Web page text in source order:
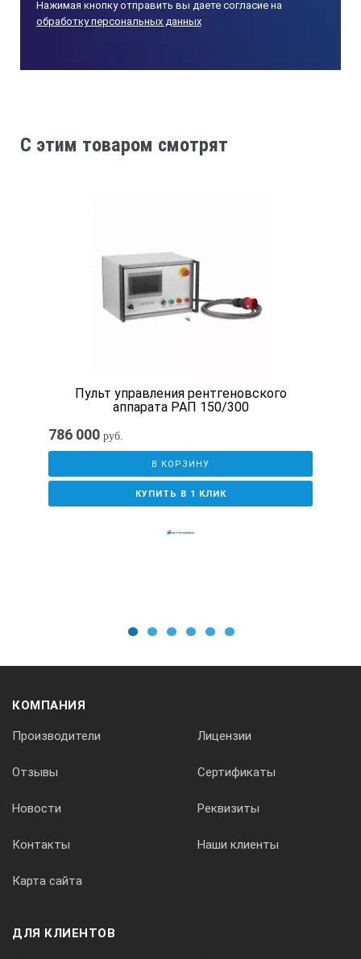
рентгеновского аппарата CP160:
Напряжение на выходе
от 0.1 до 0.5
Нажимая кнопку отправить вы даете согласие на
обработку персональных данных
C этим товаром смотрят
Пульт управления рентгеновского
аппарата РАП 150/300
786 000 руб.
В КОРЗИНУ
КУПИТЬ В 1 КЛИК
КОМПАНИЯ
Производители Лицензии
Отзывы Сертификаты
Новости Реквизиты
Контакты Наши клиенты
Карта сайта
ДЛЯ КЛИЕНТОВ